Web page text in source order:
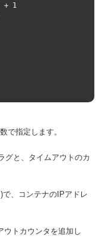
1
で指定します。
グと、タイムアウトのカ
で、コンテナのIPアドレ
ウトカウンタを追加し